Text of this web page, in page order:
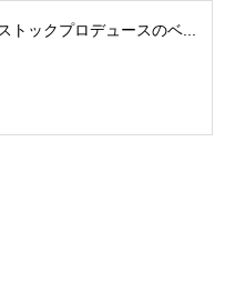
トックプロデュースのベ...